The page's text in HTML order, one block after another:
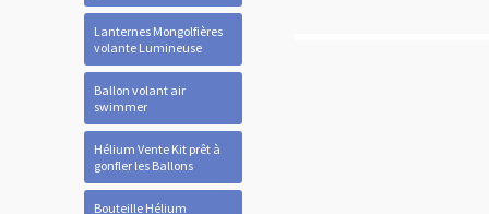
Lanternes Mongolfières
volante Lumineuse
Ballon volant air
swimmer
Hélium Vente Kit prêt à
gonfler les Ballons
Bouteille Hélium